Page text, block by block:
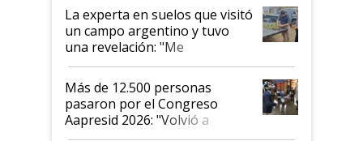
La experta en suelos que visitó
un campo argentino y tuvo
una revelación: "Me
impresionó mucho"
Más de 12.500 personas
pasaron por el Congreso
Aapresid 2026: "Volvió a
demostrar que hablar del